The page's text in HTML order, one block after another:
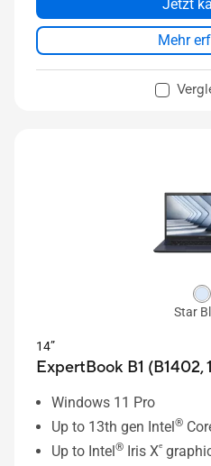
Jetzt
Mehr
Star
14”
ExpertBook B1 (B1402,
Windows 11 Pro
Up to 13th gen Intel®
Up to Intel® Iris Xᵉ